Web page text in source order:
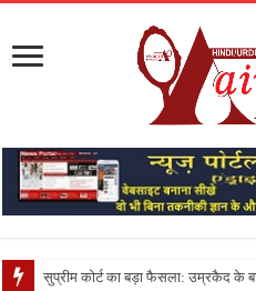
सुप्रीम कोर्ट का बड़ा फैसला: उम्रकैद के